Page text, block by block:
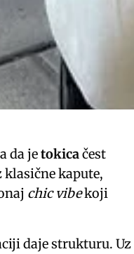
da jetokicačest
kapute,
chic vibekoji
daje strukturu. Uz